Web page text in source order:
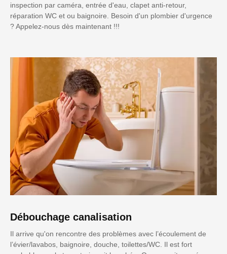
inspection par caméra, entrée d'eau, clapet anti-retour,
réparation WC et ou baignoire. Besoin d'un plombier d'urgence
? Appelez-nous dès maintenant !!!
Débouchage canalisation
Il arrive qu'on rencontre des problèmes avec l’écoulement de
l’évier/lavabos, baignoire, douche, toilettes/WC. Il est fort